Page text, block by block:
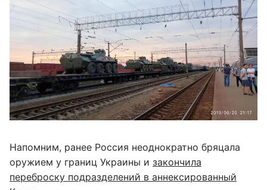
Напомним, ранее Россия неоднократно бряцала
оружием у границ Украины и закончила
переброску подразделений в аннексированный